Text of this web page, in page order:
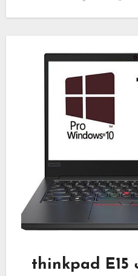
مواصفات لابتوب thinkpad E15